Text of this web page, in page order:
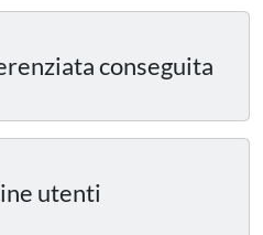
conseguita
utenti